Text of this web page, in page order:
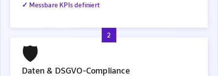
✓ Messbare KPIs definiert
2
🛡️
Daten & DSGVO-Compliance